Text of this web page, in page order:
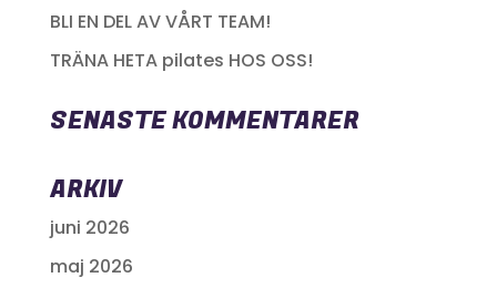
BLI EN DEL AV VÅRT TEAM!
TRÄNA HETA pilates HOS OSS!
SENASTE KOMMENTARER
ARKIV
juni 2026
maj 2026